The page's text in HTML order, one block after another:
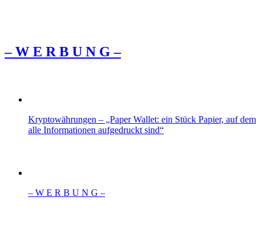
– W Ε R Β U Ν G –
Kryptowährungen – „Paper Wallet: ein Stück Papier, auf dem
alle Informationen aufgedruckt sind“
– W Ε R Β U Ν G –